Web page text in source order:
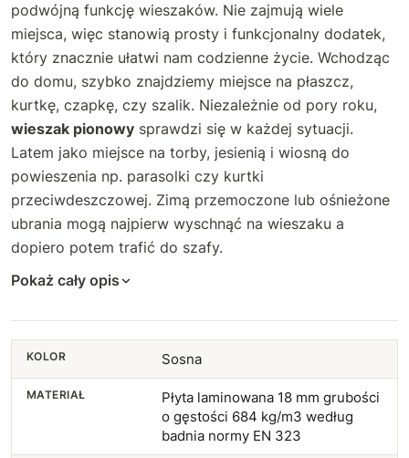
podwójną funkcję wieszaków. Nie zajmują wiele
miejsca, więc stanowią prosty i funkcjonalny dodatek,
który znacznie ułatwi nam codzienne życie. Wchodząc
do domu, szybko znajdziemy miejsce na płaszcz,
kurtkę, czapkę, czy szalik. Niezależnie od pory roku,
wieszak pionowy sprawdzi się w każdej sytuacji.
Latem jako miejsce na torby, jesienią i wiosną do
powieszenia np. parasolki czy kurtki
przeciwdeszczowej. Zimą przemoczone lub ośnieżone
ubrania mogą najpierw wyschnąć na wieszaku a
dopiero potem trafić do szafy.
Pokaż cały opis
KOLOR Sosna
MATERIAŁ
Płyta laminowana 18 mm grubości
o gęstości 684 kg/m3 według
badnia normy EN 323